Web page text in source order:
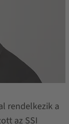
rendelkezik a
az SSI